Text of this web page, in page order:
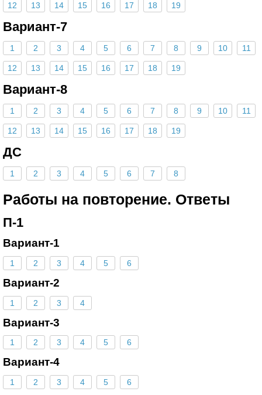
12 13 14 15 16 17 18 19
Вариант-7
1 2 3 4 5 6 7 8 9 10 11
12 13 14 15 16 17 18 19
Вариант-8
1 2 3 4 5 6 7 8 9 10 11
12 13 14 15 16 17 18 19
ДС
1 2 3 4 5 6 7 8
Работы на повторение. Ответы
П-1
Вариант-1
1 2 3 4 5 6
Вариант-2
1 2 3 4
Вариант-3
1 2 3 4 5 6
Вариант-4
1 2 3 4 5 6